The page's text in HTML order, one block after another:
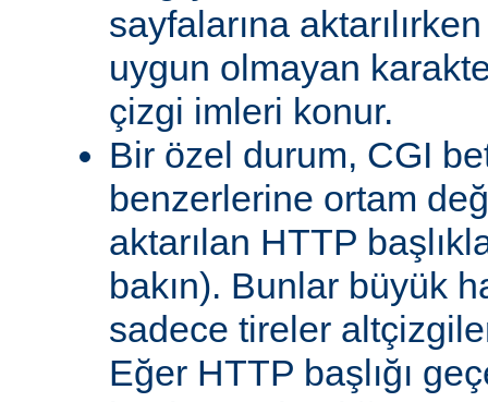
sayfalarına
uygun olmayan
çizgi imleri konur.
Bir özel durum, CGI
benzerlerine ortam
aktarılan HTTP
bakın). Bunlar büyük
sadece tireler
Eğer HTTP başlığı